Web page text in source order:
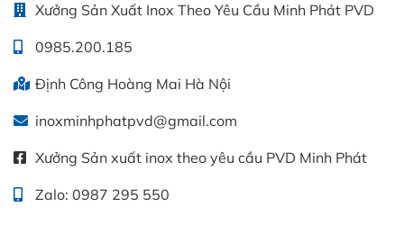
Xưởng Sản Xuất Inox Theo Yêu Cầu Minh Phát PVD
0985.200.185
Định Công Hoàng Mai Hà Nội
inoxminhphatpvd@gmail.com
Xưởng Sản xuất inox theo yêu cầu PVD Minh Phát
Zalo: 0987 295 550